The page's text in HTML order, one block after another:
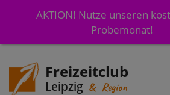
AKTION! Nutze unseren
Probemonat!
Freizeitclub
Leipzig & Region